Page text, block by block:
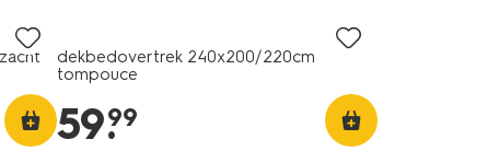
dekbedovertrek 240x200/220cm
tompouce
59.
99